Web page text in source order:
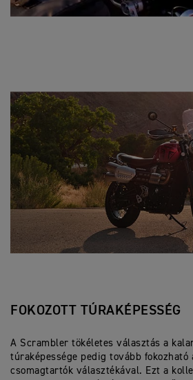
FOKOZOTT TÚRAKÉPESSÉG
A Scrambler tökéletes választás a
túraképessége pedig tovább fokozható
csomagtartók választékával. Ezt a